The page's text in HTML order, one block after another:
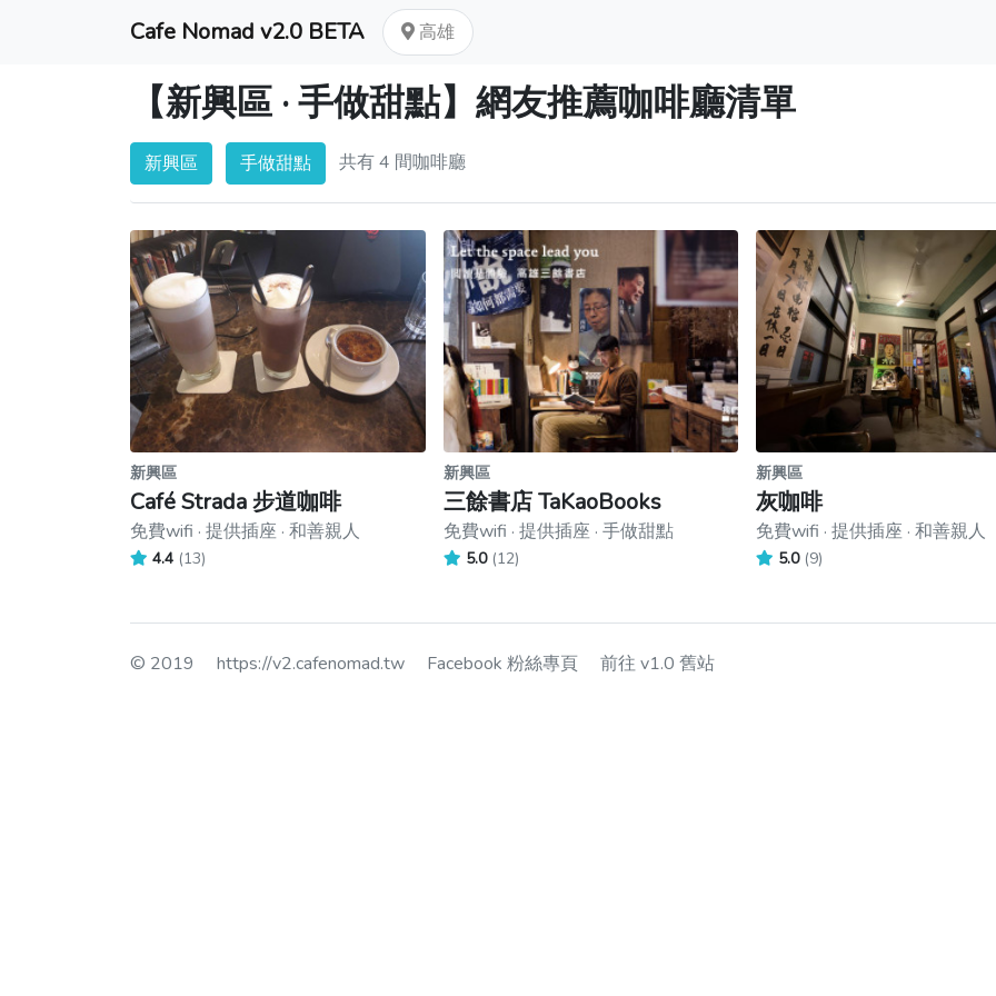
Cafe Nomad v2.0 BETA 高雄
【新興區 · 手做甜點】網友推薦咖啡廳清單
新興區 手做甜點 共有 4 間咖啡廳
新興區
Café Strada 步道咖啡
免費wifi · 提供插座 · 和善親人
4.4 (13)
新興區
三餘書店 TaKaoBooks
免費wifi · 提供插座 · 手做甜點
5.0 (12)
新興區
灰咖啡
免費wifi · 提供插座 · 和善親人
5.0 (9)
© 2019 https://v2.cafenomad.tw Facebook 粉絲專頁 前往 v1.0 舊站